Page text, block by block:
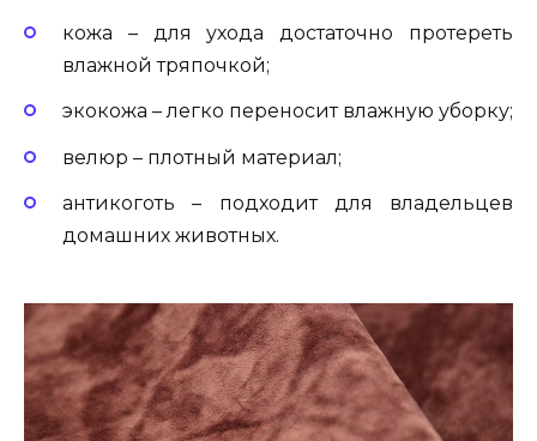
кожа – для ухода достаточно протереть
влажной тряпочкой;
экокожа – легко переносит влажную уборку;
велюр – плотный материал;
антикоготь – подходит для владельцев
домашних животных.